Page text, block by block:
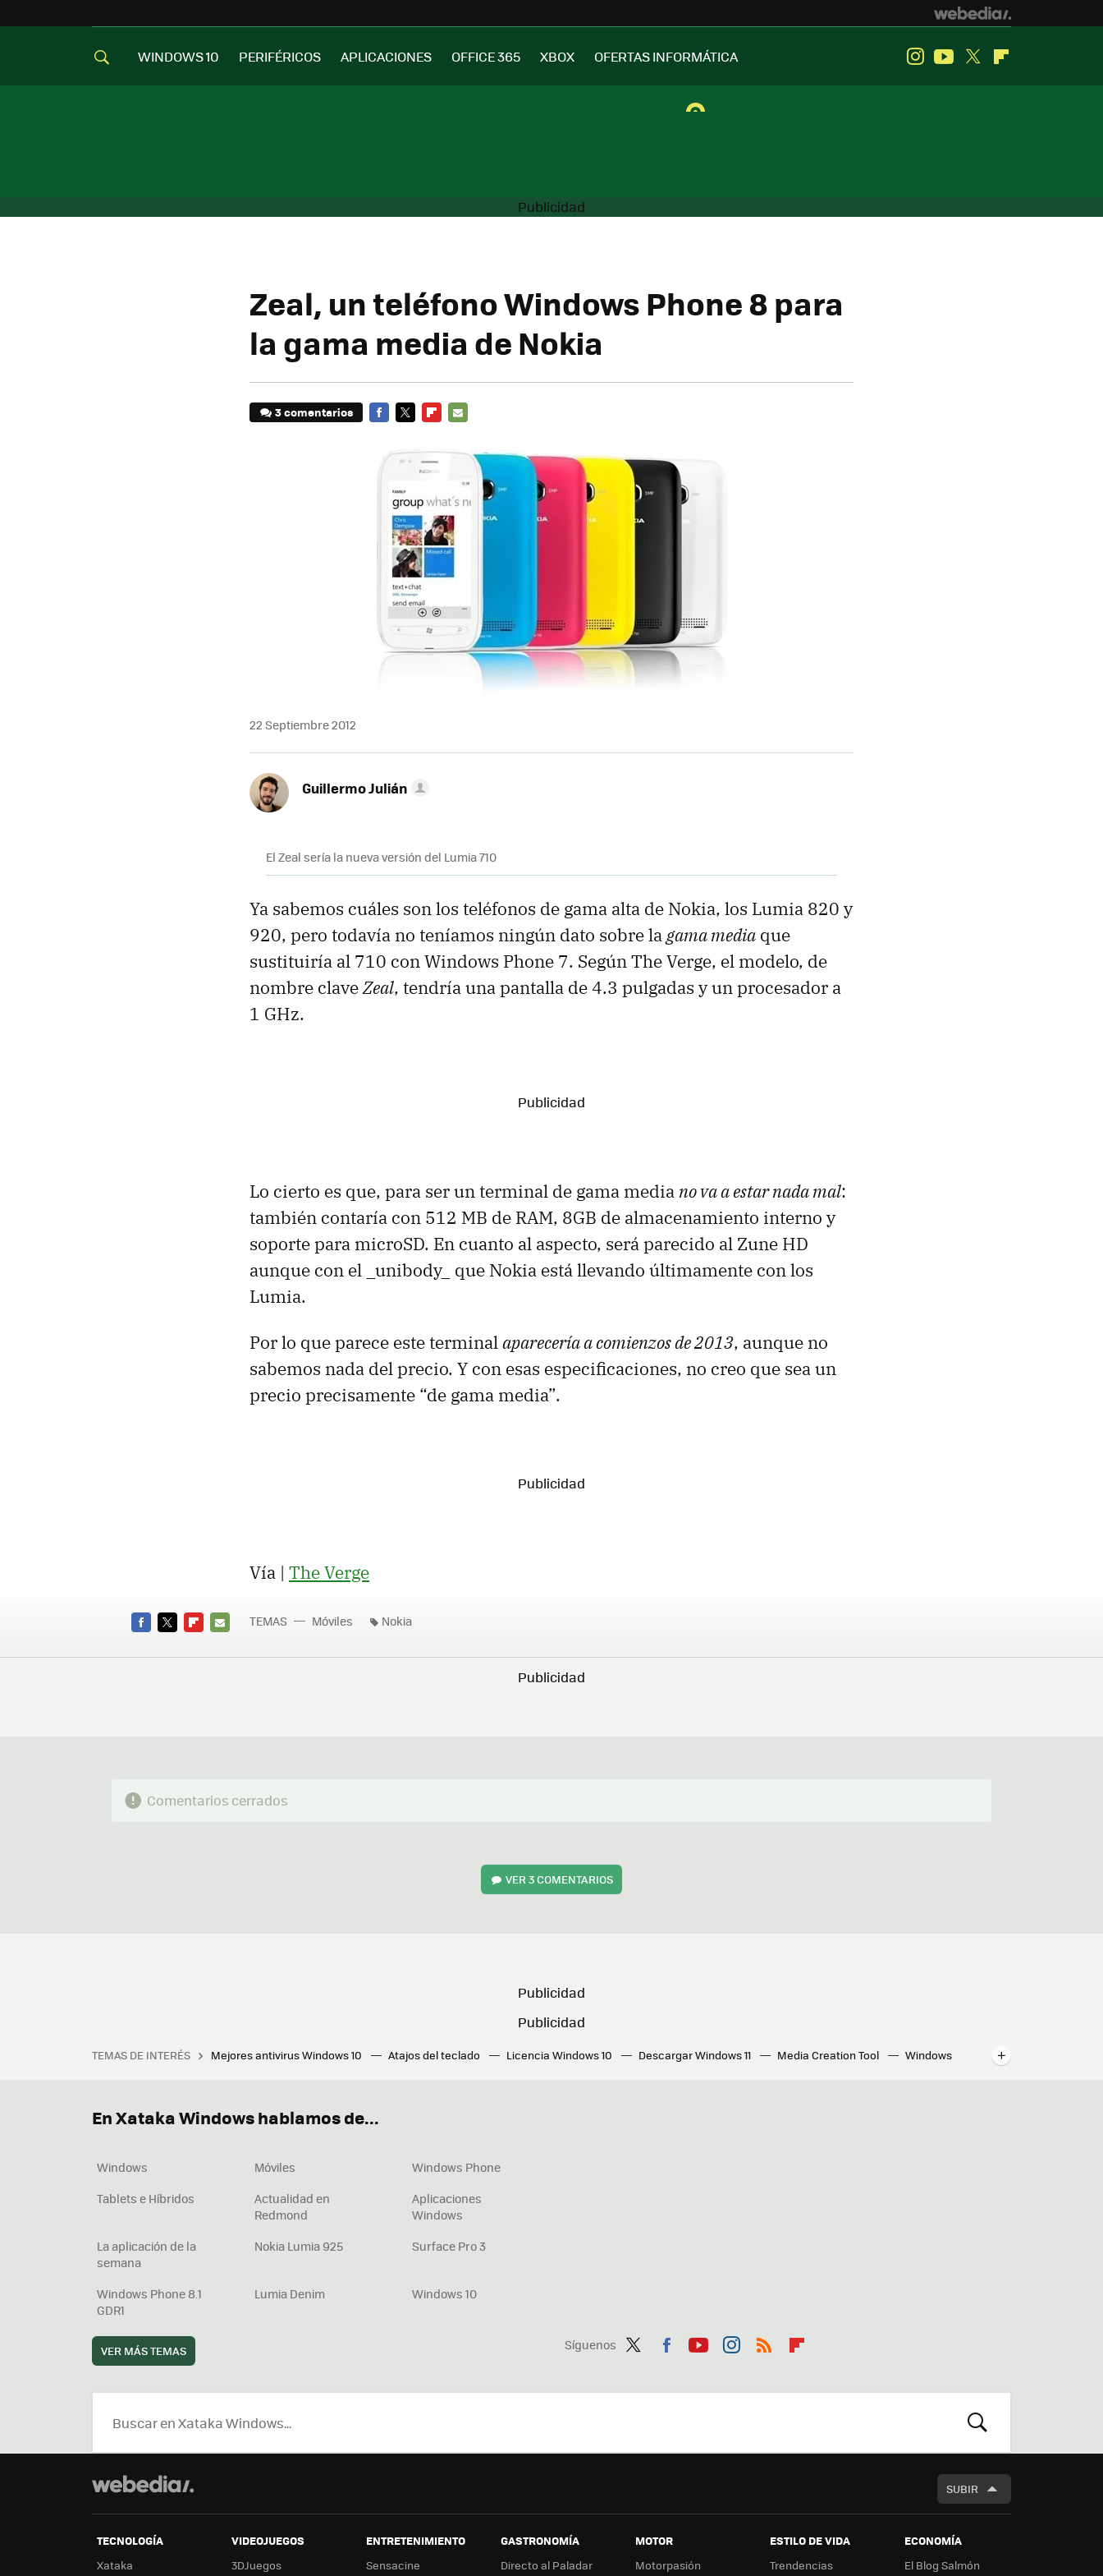
WINDOWS 10 PERIFÉRICOS APLICACIONES OFFICE 365 XBOX OFERTAS INFORMÁTICA InstagramYoutube
Twitter
Zeal, un teléfono Windows Phone 8 para
la gama media de Nokia
3 comentarios
MAIL
22 Septiembre 2012
Guillermo Julián
El Zeal sería la nueva versión del Lumia 710
Ya sabemos cuáles son los teléfonos de gama alta de Nokia, los Lumia 820 y
920, pero todavía no teníamos ningún dato sobre lagama media que
sustituiría al 710 con Windows Phone 7. Según The Verge, el modelo, de
nombre claveZeal, tendría una pantalla de 4.3 pulgadas y un procesador a
1 GHz.
Lo cierto es que, para ser un terminal de gama media no va a estar nada mal:
también contaría con 512 MB de RAM, 8GB de almacenamiento interno y
soporte para microSD. En cuanto al aspecto, será parecido al Zune HD
aunque con el _unibody_ que Nokia está llevando últimamente con los
Lumia.
Por lo que parece este terminalaparecería a comienzos de 2013, aunque no
sabemos nada del precio. Y con esas especificaciones, no creo que sea un
precio precisamente “de gama media”.
Vía | The Verge
MAIL
TEMAS Móviles Nokia
Comentarios cerrados
VER3 COMENTARIOS
TEMAS DE INTERÉS Mejores antivirus Windows 10 Atajos del teclado Licencia Windows 10 Descargar Windows 11 Media Creation Tool
Windows
Síguenos
ter
ebo tub agr
boa
En Xataka Windows hablamos de...
Windows Móviles
Windows Phone
Tablets e Híbridos
Actualidad en
Redmond
Aplicaciones
Windows
La aplicación de la
semana
Nokia Lumia 925 Surface Pro 3
Windows Phone 8.1
GDR1
Lumia Denim Windows 10
VER MÁS TEMAS
BUSCAR
SUBIR
TECNOLOGÍA
Xataka
VIDEOJUEGOS
3DJuegos
ENTRETENIMIENTO
Sensacine
GASTRONOMÍA
Directo al Paladar
MOTOR
Motorpasión
ESTILO DE VIDA
Trendencias
ECONOMÍA
El Blog Salmón